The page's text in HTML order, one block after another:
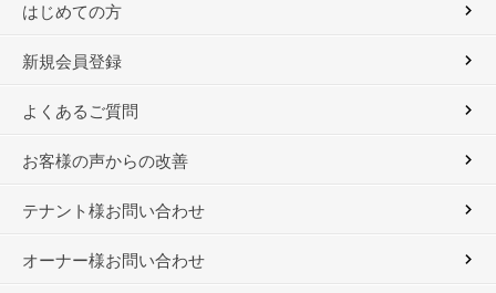
はじめての方
新規会員登録
よくあるご質問
お客様の声からの改善
テナント様お問い合わせ
オーナー様お問い合わせ